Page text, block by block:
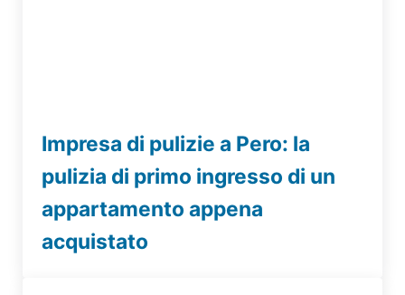
Impresa di pulizie a Pero: la
pulizia di primo ingresso di un
appartamento appena
acquistato